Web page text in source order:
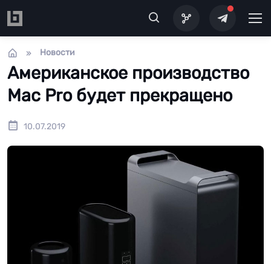
Новости
Американское производство
Mac Pro будет прекращено
10.07.2019